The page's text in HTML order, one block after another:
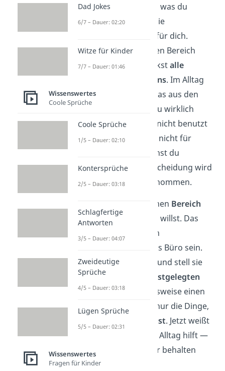
Wenn du wissen willst, was du
wirklich brauchst, ist die
ideal für dich.
Hierbei räumst du einen Bereich
komplett leer und packstalle
Gegenstände in Kartons. Im Alltag
nimmst du dann nur das aus den
Kartons heraus, was du wirklich
benutzt. Alles, was du nicht benutzt
hast, brauchst du also nicht für
deinen Alltag und kannst du
aussortieren. Die Entscheidung wird
dir quasi von allein genommen.
Suche dir als Erstes einen Bereich
aus, den du ausmisten willst. Das
kann zum Beispiel dein
Kleiderschrank und das Büro sein.
Packe alles in Kartons und stell sie
beiseite. Über einen
festgelegten
Zeitraum, wie beispielsweise einen
Monat entnimmst du nur die Dinge,
wirklich brauchst. Jetzt weißt
du, was dir wirklich im Alltag hilft —
und was du nicht mehr behalten
musst.
Dad Jokes
6/7 – Dauer: 02:20
Witze für Kinder
7/7 – Dauer: 01:46
Wissenswertes
Coole Sprüche
Coole Sprüche
1/5 – Dauer: 02:10
Kontersprüche
2/5 – Dauer: 03:18
Schlagfertige
Antworten
3/5 – Dauer: 04:07
Zweideutige
Sprüche
4/5 – Dauer: 03:18
Lügen Sprüche
5/5 – Dauer: 02:31
Wissenswertes
Fragen für Kinder